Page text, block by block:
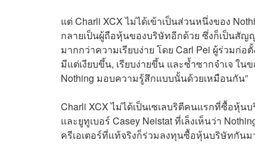
แต่ Charli XCX ไม่ได้เข้าเป็นส่วนหนึ่งของ
กลายเป็นผู้ถือหุ้นของบริษัทอีกด้วย ซึ่งก็เป็นสั
มากกว่าความเรียบง่าย โดย Carl Pei ผู้ร่วมก่อ
มีแต่เงียบขึ้น, เรียบง่ายขึ้น และซ้ำซากจำเจ ใ
Nothing มอบความรู้สึกแบบนั้นด้วยเหมือนกัน”
Charli XCX ไม่ได้เป็นเซเลบริตีคนแรกที่ซื้อหุ้น
และยูทูเบอร์ Casey Neistat ที่เล็งเห็นว่า
ครีเอเตอร์ที่แท้จริงก็ร่วมลงทุนซื้อหุ้นบริษัทกันม